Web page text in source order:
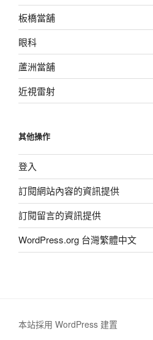
板橋當舖
眼科
蘆洲當舖
近視雷射
其他操作
登入
訂閱網站內容的資訊提供
訂閱留言的資訊提供
WordPress.org 台灣繁體中文
本站採用 WordPress 建置